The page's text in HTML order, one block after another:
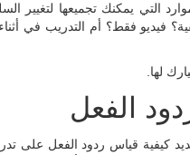
التي يمكنك تجميعها لتغيير
فيديو فقط؟ أم التدريب في
لها.
الفعل
كيفية قياس ردود الفعل على